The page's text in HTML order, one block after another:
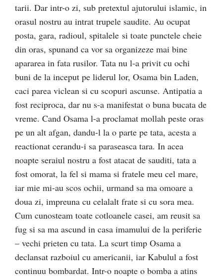
tarii. Dar intr-o zi, sub pretextul ajutorului islamic, in
orasul nostru au intrat trupele saudite. Au ocupat
posta, gara, radioul, spitalele si toate punctele cheie
din oras, spunand ca vor sa organizeze mai bine
apararea in fata rusilor. Tata nu l-a privit cu ochi
buni de la inceput pe liderul lor, Osama bin Laden,
caci parea viclean si cu scopuri ascunse. Antipatia a
fost reciproca, dar nu s-a manifestat o buna bucata de
vreme. Cand Osama l-a proclamat mollah peste oras
pe un alt afgan, dandu-l la o parte pe tata, acesta a
reactionat cerandu-i sa paraseasca tara. In acea
noapte seraiul nostru a fost atacat de sauditi, tata a
fost omorat, la fel si mama si fratele meu cel mare,
iar mie mi-au scos ochii, urmand sa ma omoare a
doua zi, impreuna cu celalalt frate si cu sora mea.
Cum cunosteam toate cotloanele casei, am reusit sa
fug si sa ma ascund in casa imamului de la periferie
– vechi prieten cu tata. La scurt timp Osama a
declansat razboiul cu americanii, iar Kabulul a fost
continuu bombardat. Intr-o noapte o bomba a atins